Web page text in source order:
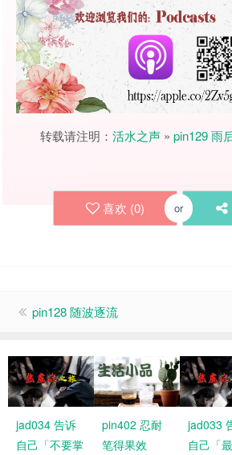
转载请注明： 活水之声 » pin129 雨
喜欢 (0) or
pin128 随波逐流
jad034 告诉
自己「不要掌
pin402 忍耐
笔得果效
jad033
自己「